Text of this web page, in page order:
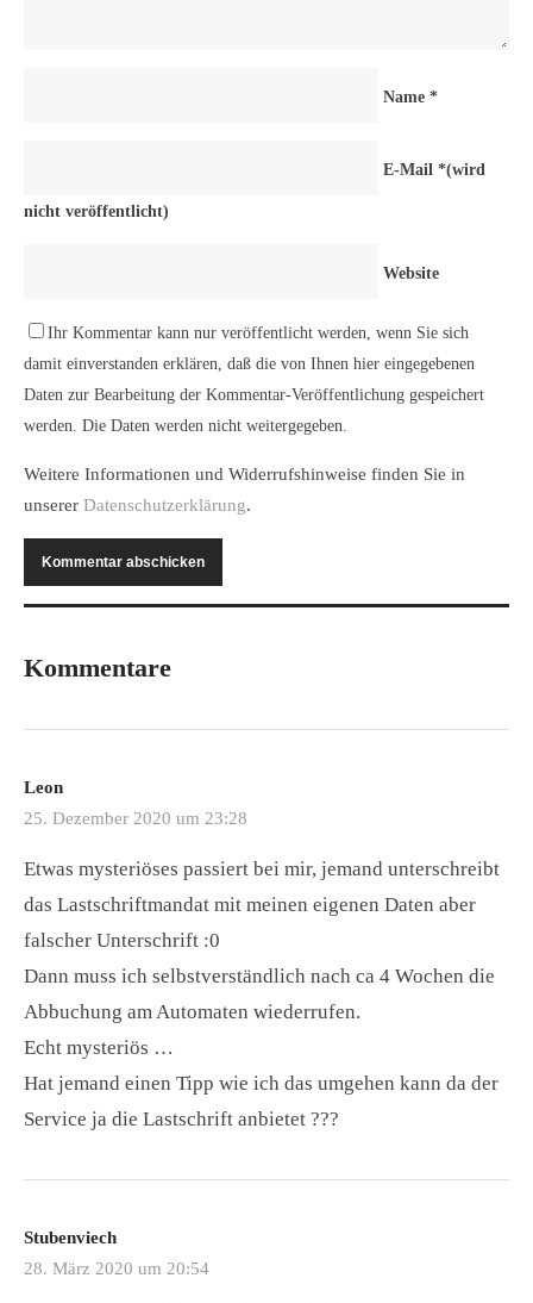
Name *
E-Mail *(wird
nicht veröffentlicht)
Website
Ihr Kommentar kann nur veröffentlicht werden, wenn Sie sich
damit einverstanden erklären, daß die von Ihnen hier eingegebenen
Daten zur Bearbeitung der Kommentar-Veröffentlichung gespeichert
werden. Die Daten werden nicht weitergegeben.
Weitere Informationen und Widerrufshinweise finden Sie in
unserer Datenschutzerklärung.
Kommentare
Leon
25. Dezember 2020 um 23:28
Etwas mysteriöses passiert bei mir, jemand unterschreibt
das Lastschriftmandat mit meinen eigenen Daten aber
falscher Unterschrift :0
Dann muss ich selbstverständlich nach ca 4 Wochen die
Abbuchung am Automaten wiederrufen.
Echt mysteriös …
Hat jemand einen Tipp wie ich das umgehen kann da der
Service ja die Lastschrift anbietet ???
Stubenviech
28. März 2020 um 20:54